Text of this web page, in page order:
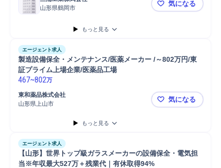
山形県鶴岡市
【鶴岡】フ
気になる
もっと見る
エージェント求人
製造設備保全・メンテナンス/医薬メーカー /～802万円/東
証プライム上場企業/医薬品工場
467~802万
東和薬品株式会社
山形県上山市
製造設備保
気になる
もっと見る
エージェント求人
【山形】世界トップ級ガラスメーカーの設備保全・電気担
当※年収最大527万＋残業代｜有休取得94%